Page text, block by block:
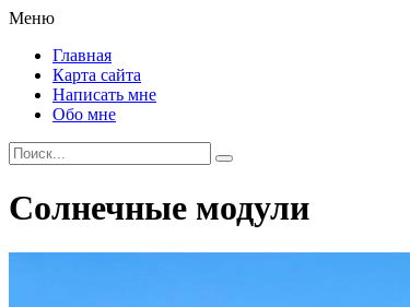
Меню
Главная
Карта сайта
Написать мне
Обо мне
Солнечные модули